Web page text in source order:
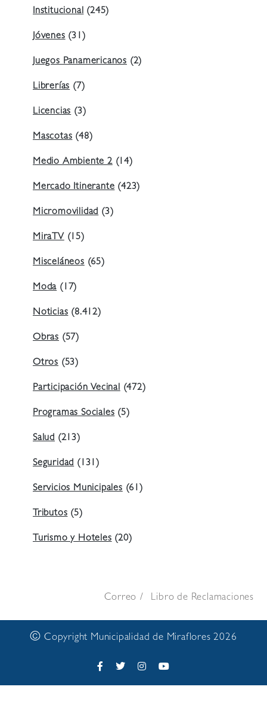
Institucional (245)
Jóvenes (31)
Juegos Panamericanos (2)
Librerías (7)
Licencias (3)
Mascotas (48)
Medio Ambiente 2(14)
Mercado Itinerante (423)
Micromovilidad (3)
MiraTV (15)
Misceláneos (65)
Moda (17)
Noticias (8.412)
Obras (57)
Otros (53)
Participación Vecinal (472)
Programas Sociales (5)
Salud (213)
Seguridad (131)
Servicios Municipales (61)
Tributos (5)
Turismo y Hoteles (20)
Correo Libro de Reclamaciones
© Copyright Municipalidad de Miraflores 2026